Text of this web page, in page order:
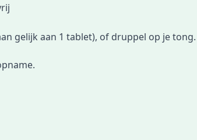
gelijk aan 1 tablet), of druppel op je tong.